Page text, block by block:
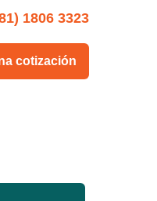
1806 3323
cotización